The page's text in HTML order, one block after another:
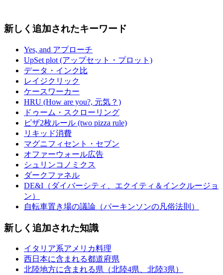
新しく追加されたキーワード
Yes, and アプローチ
UpSet plot (アップセット・プロット)
データ・インク比
レイジクリック
ケースワーカー
HRU (How are you?, 元気？)
ドゥーム・スクローリング
ピザ2枚ルール (two pizza rule)
リキッド消費
マグニフィセント・セブン
オファーウォール広告
シュリンコノミクス
ダークファネル
DE&I（ダイバーシティ、エクイティ＆インクルージョ
ン）
自転車置き場の議論（パーキンソンの凡俗法則）
新しく追加された知識
イタリア系アメリカ料理
西日本に含まれる都道府県
北陸地方に含まれる県（北陸4県、北陸3県）